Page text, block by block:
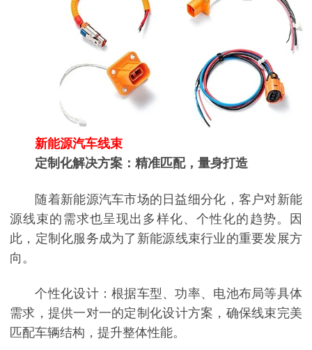
新能源汽车线束
定制化解决方案：精准匹配，量身打造
随着新能源汽车市场的日益细分化，客户对新能
源线束的需求也呈现出多样化、个性化的趋势。因
此，定制化服务成为了新能源线束行业的重要发展方
向。
个性化设计：根据车型、功率、电池布局等具体
需求，提供一对一的定制化设计方案，确保线束完美
匹配车辆结构，提升整体性能。